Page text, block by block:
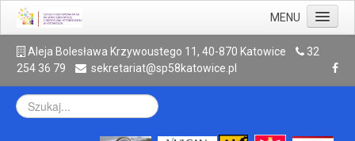
MENU
Aktualności
Rodzic
A leja Bolesława Krzywoustego 11, 40-870 Katowice
32
254 36 79
sekretariat@sp58katowice.pl